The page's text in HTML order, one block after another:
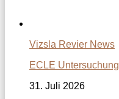
Vizsla Revier News
ECLE Untersuchung
31. Juli 2026